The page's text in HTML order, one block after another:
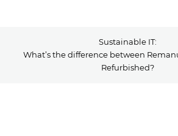
Sustainable IT:
What’s the difference between
Refurbished?